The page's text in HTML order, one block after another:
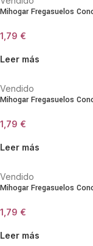
Mihogar Fregasuelos
1,79 €
Leer más
Vendido
Mihogar Fregasuelos
1,79 €
Leer más
Vendido
Mihogar Fregasuelos
1,79 €
Leer más